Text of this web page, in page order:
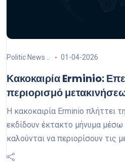
Politic News .. 01-04-2026
Κακοκαιρία Erminio:
περιορισμό
Η κακοκαιρία Erminio πλήττει
εκδίδουν έκτακτο μήνυμα μέσω
καλούνται να περιορίσουν τις